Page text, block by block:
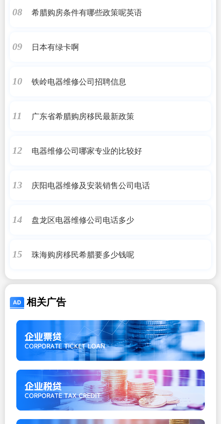
08 希腊购房条件有哪些政策呢英语
09 日本有绿卡啊
10 铁岭电器维修公司招聘信息
11 广东省希腊购房移民最新政策
12 电器维修公司哪家专业的比较好
13 庆阳电器维修及安装销售公司电话
14 盘龙区电器维修公司电话多少
15 珠海购房移民希腊要多少钱呢
相关广告